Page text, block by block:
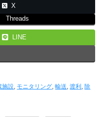
X
Threads
LINE
施設, モニタリング,輸送,渡利,除